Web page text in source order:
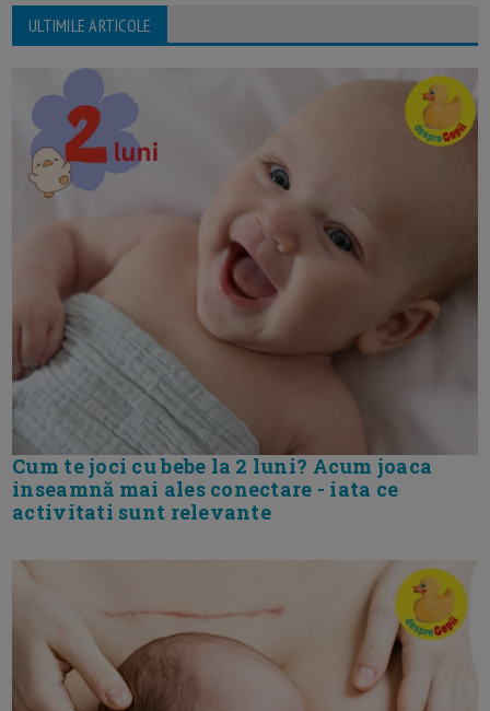
ULTIMILE ARTICOLE
Cum te joci cu bebe la 2 luni? Acum joaca
inseamnă mai ales conectare - iata ce
activitati sunt relevante